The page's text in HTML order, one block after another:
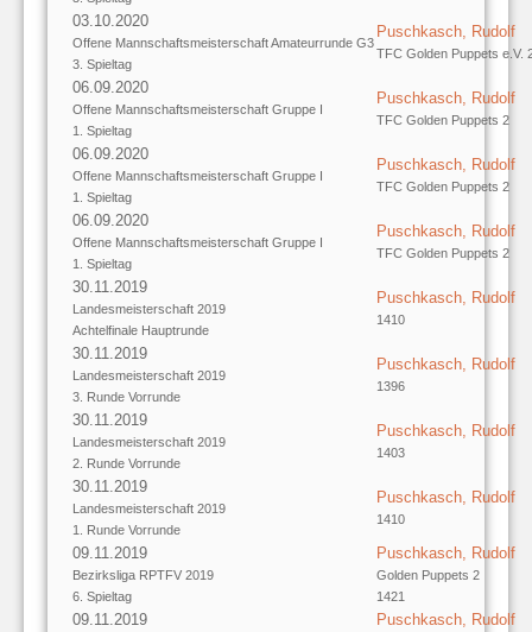
03.10.2020
Offene Mannschaftsmeisterschaft Amateurrunde G3
3. Spieltag
Puschkasch, Rudolf
TFC Golden Puppets e.V.
06.09.2020
Offene Mannschaftsmeisterschaft Gruppe I
1. Spieltag
Puschkasch, Rudolf
TFC Golden Puppets 2
06.09.2020
Offene Mannschaftsmeisterschaft Gruppe I
1. Spieltag
Puschkasch, Rudolf
TFC Golden Puppets 2
06.09.2020
Offene Mannschaftsmeisterschaft Gruppe I
1. Spieltag
Puschkasch, Rudolf
TFC Golden Puppets 2
30.11.2019
Landesmeisterschaft 2019
Achtelfinale Hauptrunde
Puschkasch, Rudolf
1410
30.11.2019
Landesmeisterschaft 2019
3. Runde Vorrunde
Puschkasch, Rudolf
1396
30.11.2019
Landesmeisterschaft 2019
2. Runde Vorrunde
Puschkasch, Rudolf
1403
30.11.2019
Landesmeisterschaft 2019
1. Runde Vorrunde
Puschkasch, Rudolf
1410
09.11.2019
Bezirksliga RPTFV 2019
6. Spieltag
Puschkasch, Rudolf
Golden Puppets 2
1421
09.11.2019 Puschkasch, Rudolf